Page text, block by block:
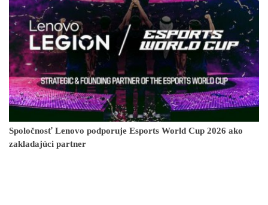
Spoločnosť Lenovo podporuje Esports World Cup 2026 ako
zakladajúci partner